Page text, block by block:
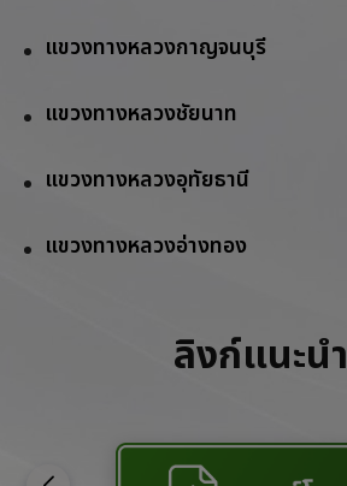
แขวงทางหลวงกาญจนบุรี
แขวงทางหลวงชัยนาท
แขวงทางหลวงอุทัยธานี
แขวงทางหลวงอ่างทอง
ลิงก์แนะนำ